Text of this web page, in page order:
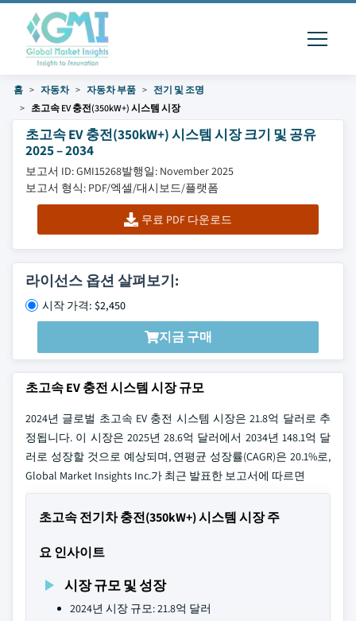
홈 자동차 자동차 부품
전기 및 조명
초고속 EV 충전(350kW+) 시스템 시장
초고속 EV 충전(350kW+) 시스템 시장 크기 및 공유
2025 – 2034
보고서 ID: GMI15268발행일: November 2025
보고서 형식: PDF/엑셀/대시보드/플랫폼
무료 PDF 다운로드
라이선스 옵션 살펴보기:
시작 가격: $2,450
지금 구매
초고속 EV 충전 시스템 시장 규모
2024년 글로벌 초고속 EV 충전 시스템 시장은 21.8억 달러로 추
정됩니다. 이 시장은 2025년 28.6억 달러에서 2034년 148.1억 달
러로 성장할 것으로 예상되며, 연평균 성장률(CAGR)은 20.1%로,
Global Market Insights Inc.가 최근 발표한 보고서에 따르면
초고속 전기차 충전(350kW+) 시스템 시장 주
요 인사이트
시장 규모 및 성장
2024년 시장 규모: 21.8억 달러